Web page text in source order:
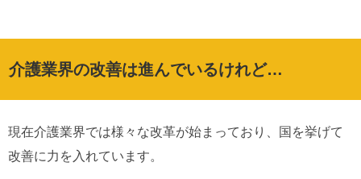
介護業界の改善は進んでいるけれど…
現在介護業界では様々な改革が始まっており、国を挙げて
改善に力を入れています。